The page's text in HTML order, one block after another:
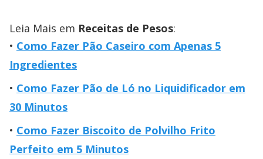
Leia Mais em Receitas de Pesos:
Como Fazer Pão Caseiro com Apenas 5
Ingredientes
Como Fazer Pão de Ló no Liquidificador em
30 Minutos
Como Fazer Biscoito de Polvilho Frito
Perfeito em 5 Minutos